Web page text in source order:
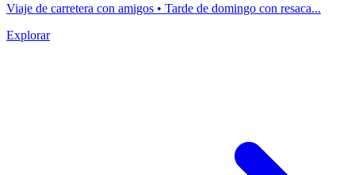
Viaje de carretera con amigos • Tarde de domingo con resaca...
Explorar